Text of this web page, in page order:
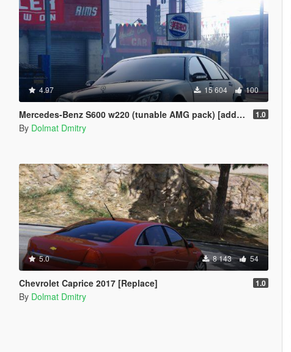
4.97 15 604 100
Mercedes-Benz S600 w220 (tunable AMG pack) [add-on] 1.0
By Dolmat Dmitry
5.0 8 143 54
Chevrolet Caprice 2017 [Replace] 1.0
By Dolmat Dmitry